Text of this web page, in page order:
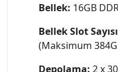
Bellek: 16GB
Bellek Slot
(Maksimum
Depolama: 2 x